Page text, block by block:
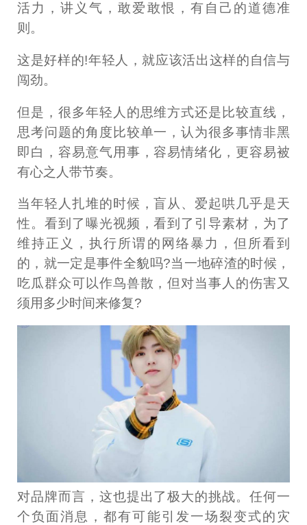
活力，讲义气，敢爱敢恨，有自己的道德准
则。
这是好样的!年轻人，就应该活出这样的自信与
闯劲。
但是，很多年轻人的思维方式还是比较直线，
思考问题的角度比较单一，认为很多事情非黑
即白，容易意气用事，容易情绪化，更容易被
有心之人带节奏。
当年轻人扎堆的时候，盲从、爱起哄几乎是天
性。看到了曝光视频，看到了引导素材，为了
维持正义，执行所谓的网络暴力，但所看到
的，就一定是事件全貌吗?当一地碎渣的时候，
吃瓜群众可以作鸟兽散，但对当事人的伤害又
须用多少时间来修复?
对品牌而言，这也提出了极大的挑战。任何一
个负面消息，都有可能引发一场裂变式的灾